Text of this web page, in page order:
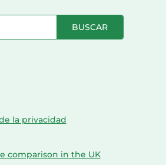
BUSCAR
la privacidad
comparison in the UK